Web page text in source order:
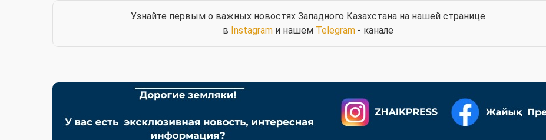
Узнайте первым о важных новостях Западного Казахстана на нашей странице
в Instagramи нашем Telegram- канале